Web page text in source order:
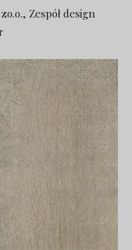
Zespół design